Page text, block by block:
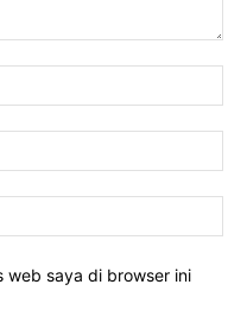
web saya di browser ini